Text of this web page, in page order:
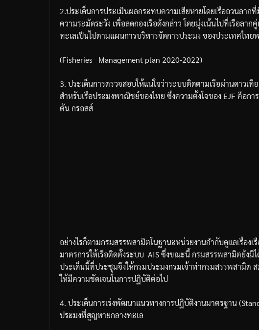
2.ประเด็นการประเมินผลกระทบความเสียหายโดยเรืออวนลา
ความระมัดระวัง เพื่อลดกองเรือดังกล่าว โดยมุ่งเน้นไปที่เรือลาก
ทะเลเป็นไปตามแผนการบริหารจัดการประมง ของประเทศไทยพ
(Fisheries Management plan 2020-2022)
3. ประเด็นการตรวจสอบให้แน่ใจว่าระบบติดตามเรือผ่านดาวเที
สำหรับเรือประมงพาณิชย์ของไทย ซึ่งความตั้งใจของ EJF คือกา
ตันกรอสส์
อย่างไรก็ตามกรมสรรพสามิตในฐานะหน่วยงานกำกับดูแลเรื่องเ
มาตรการให้เรือติดตั้งระบบ AISซึ่งขณะนี้กรมสรรพสามิตยังมิ
ประเด็นนี้ที่ประชุมจึงให้กรมประมงกรมเจ้าท่ากรมสรรพสามิต
ให้มีความชัดเจนในการปฏิบัติต่อไป
4. ประเด็นการเร่งพัฒนาแนวทางการปฏิบัติงานมาตรฐาน
ประมงที่สูญหายกลางทะเล